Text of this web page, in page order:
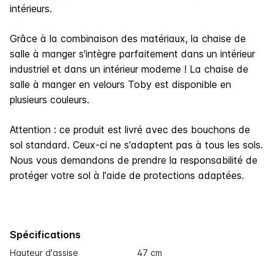
intérieurs.
Grâce à la combinaison des matériaux, la chaise de
salle à manger s'intègre parfaitement dans un intérieur
industriel et dans un intérieur moderne ! La chaise de
salle à manger en velours Toby est disponible en
plusieurs couleurs.
Attention : ce produit est livré avec des bouchons de
sol standard. Ceux-ci ne s'adaptent pas à tous les sols.
Nous vous demandons de prendre la responsabilité de
protéger votre sol à l'aide de protections adaptées.
Spécifications
Hauteur d'assise 47 cm